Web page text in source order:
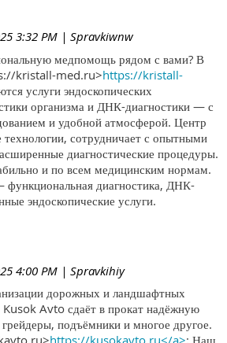
3:32 PM | Spravkiwnw
медпомощь рядом с вами? В
kristall-med.ru>https://kristall-
услуги эндоскопических
организма и ДНК-диагностики — с
и удобной атмосферой. Центр
технологии, сотрудничает с опытными
диагностические процедуры.
и по всем медицинским нормам.
диагностика, ДНК-
эндоскопические услуги.
4:00 PM | Spravkihiy
дорожных и ландшафтных
Avto сдаёт в прокат надёжную
подъёмники и многое другое.